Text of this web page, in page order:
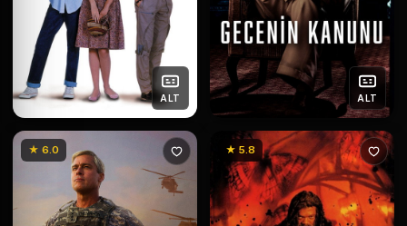
ALT ALT
★ 6.0 ★ 5.8